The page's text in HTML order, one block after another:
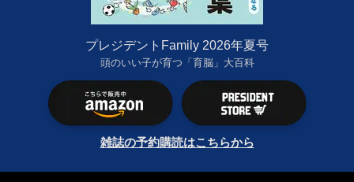
プレジデントFamily 2026年夏号
頭のいい子が育つ「育脳」大百科
雑誌の予約購読はこちらから